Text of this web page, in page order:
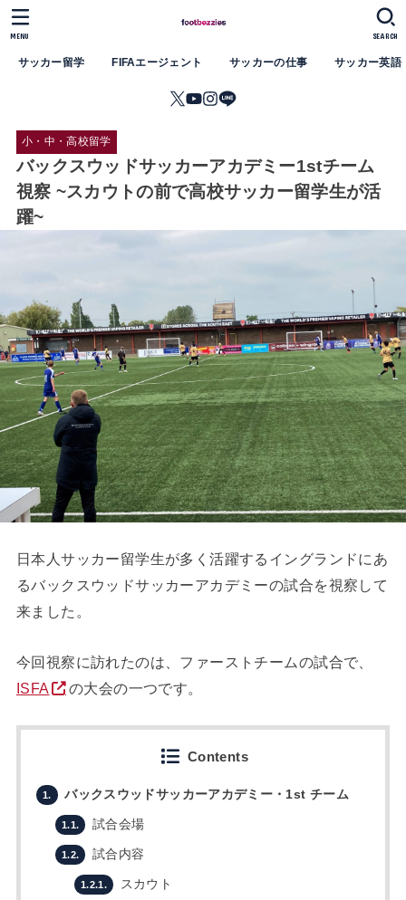
サッカー留学 FIFAエージェント サッカーの仕事 サッカー英語
SEARCH
MENU
小・中・高校留学
バックスウッドサッカーアカデミー1stチーム
視察 ~スカウトの前で高校サッカー留学生が活
躍~
日本人サッカー留学生が多く活躍するイングランドにあ
るバックスウッドサッカーアカデミーの試合を視察して
来ました。
今回視察に訪れたのは、ファーストチームの試合で、
ISFA
の大会の一つです。
Contents
1. バックスウッドサッカーアカデミー・1st チーム
1.1. 試合会場
1.2. 試合内容
1.2.1. スカウト